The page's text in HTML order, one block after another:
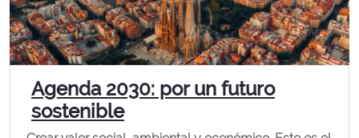
Agenda 2030: por un futuro
sostenible